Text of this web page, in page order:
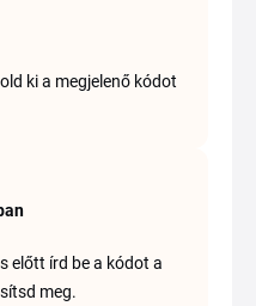
ki a megjelenő kódot
előtt írd be a kódot a
meg.